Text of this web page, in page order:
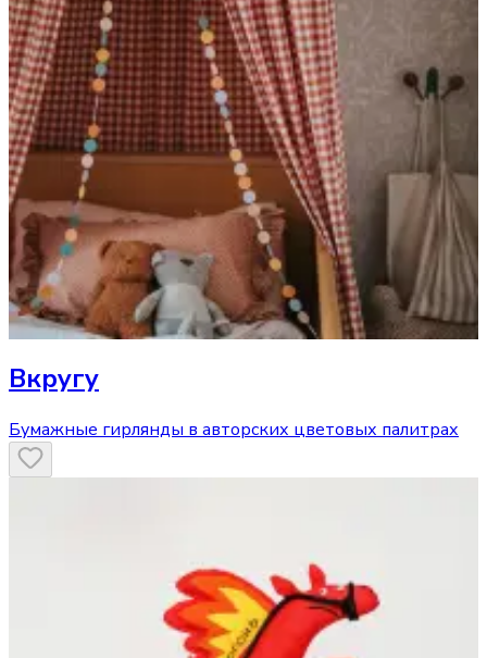
Вкругу
Бумажные гирлянды в авторских цветовых палитрах